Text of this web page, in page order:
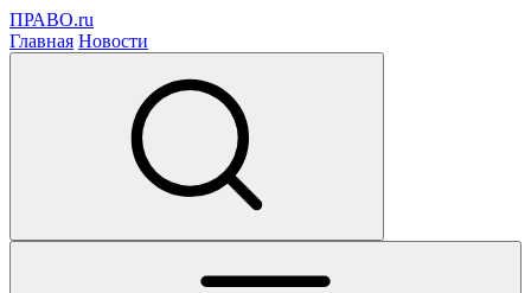
ПРАВО.ru
Главная Новости